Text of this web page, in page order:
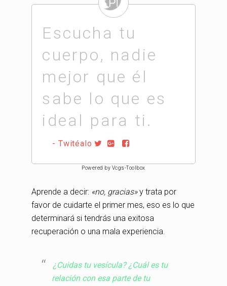
Escucha tu
cuerpo, nadie
mejor que él
sabe lo que es
ideal para ti.
- Twitéalo
Powered by Vcgs-Toolbox
Aprende a decir: «no, gracias»y trata por
favor de cuidarte el primer mes, eso es lo que
determinará si tendrás una exitosa
recuperación o una mala experiencia.
¿Cuidas tu vesícula? ¿Cuál es tu
relación con esa parte de tu